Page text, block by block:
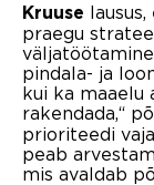
Kruuse
praegu
pindala- ja
kui ka maaelu
rakendada,“
prioriteedi
peab
mis avaldab